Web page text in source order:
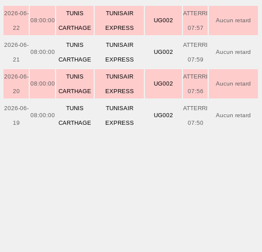
2026-06-
22
08:00:00
TUNIS
CARTHAGE
TUNISAIR
EXPRESS
UG002
ATTERRI
07:57
Aucun retard
2026-06-
21
08:00:00
TUNIS
CARTHAGE
TUNISAIR
EXPRESS
UG002
ATTERRI
07:59
Aucun retard
2026-06-
20
08:00:00
TUNIS
CARTHAGE
TUNISAIR
EXPRESS
UG002
ATTERRI
07:56
Aucun retard
2026-06-
19
08:00:00
TUNIS
CARTHAGE
TUNISAIR
EXPRESS
UG002
ATTERRI
07:50
Aucun retard